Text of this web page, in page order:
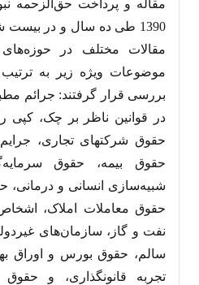
1390 طی ده سال و در بیست
مقالات مختلف در
موضوعات ویژه زیر به
بررسی قرار گرفتند: جرائم
در قوانین ناظر بر چک، کپی
حقوق شرکتهای تجاری،
حقوق بیمه، حقوق
شبیه‌سازی انسانی و درمانی،
حقوق معاملات املاک،
نفت و گاز، سازمان‌های
سالم، حقوق بورس و اوراق
تجربه قانونگذاری، و